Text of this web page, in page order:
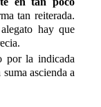
tan reiterada.
hay que
por la indicada
ascienda a